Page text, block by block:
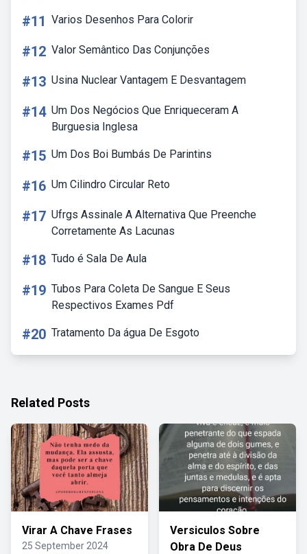
#11 Varios Desenhos Para Colorir
#12 Valor Semântico Das Conjunções
#13 Usina Nuclear Vantagem E Desvantagem
#14 Um Dos Negócios Que Enriqueceram A
Burguesia Inglesa
#15 Um Dos Boi Bumbás De Parintins
#16 Um Cilindro Circular Reto
#17 Ufrgs Assinale A Alternativa Que Preenche
Corretamente As Lacunas
#18 Tudo é Sala De Aula
#19 Tubos Para Coleta De Sangue E Seus
Respectivos Exames Pdf
#20 Tratamento Da água De Esgoto
Related Posts
Virar A Chave Frases
25 September 2024
Versiculos Sobre
Obra De Deus